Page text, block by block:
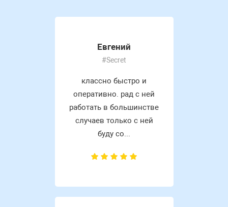
Евгений
#Secret
классно быстро и
оперативно. рад с ней
работать в большинстве
случаев только с ней
буду со...